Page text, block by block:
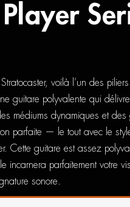
voilà l’un des
guitare polyvalente qui
médiums dynamiques et des
parfaite — le tout avec le
Cette guitare est assez
incarnera parfaitement votre
sonore.